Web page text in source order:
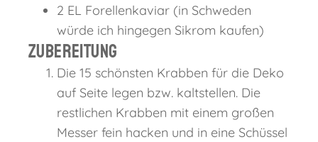
2 EL Forellenkaviar (in Schweden
würde ich hingegen Sikrom kaufen)
Zubereitung
Die 15 schönsten Krabben für die Deko
auf Seite legen bzw. kaltstellen. Die
restlichen Krabben mit einem großen
Messer fein hacken und in eine Schüssel